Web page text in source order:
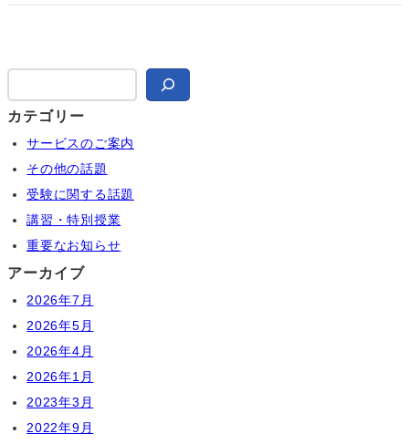
索
カテゴリー
サービスのご案内
その他の話題
受験に関する話題
講習・特別授業
重要なお知らせ
アーカイブ
2026年7月
2026年5月
2026年4月
2026年1月
2023年3月
2022年9月